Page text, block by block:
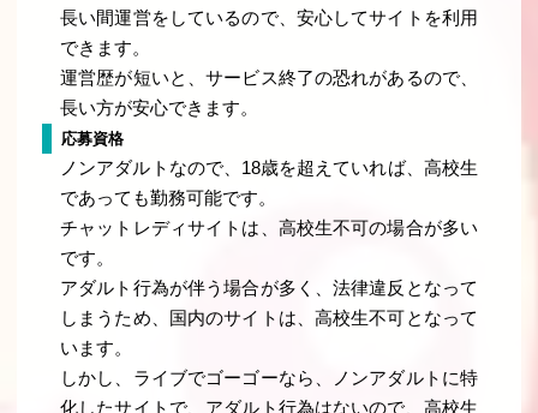
長い間運営をしているので、安心してサイトを利用
できます。
運営歴が短いと、サービス終了の恐れがあるので、
長い方が安心できます。
応募資格
ノンアダルトなので、18歳を超えていれば、高校生
であっても勤務可能です。
チャットレディサイトは、高校生不可の場合が多い
です。
アダルト行為が伴う場合が多く、法律違反となって
しまうため、国内のサイトは、高校生不可となって
います。
しかし、ライブでゴーゴーなら、ノンアダルトに特
化したサイトで、アダルト行為はないので、高校生